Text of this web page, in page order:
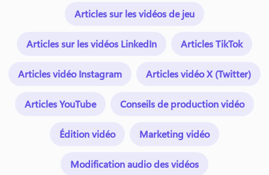
Articles sur les vidéos de jeu
Articles sur les vidéos LinkedIn Articles TikTok
Articles vidéo Instagram Articles vidéo X (Twitter)
Articles YouTube Conseils de production vidéo
Édition vidéo Marketing vidéo
Modification audio des vidéos